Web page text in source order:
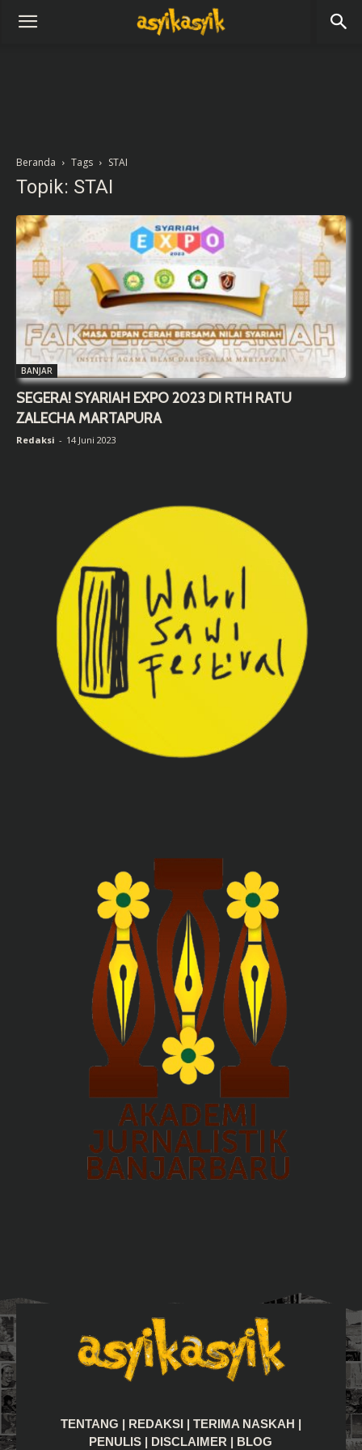
Beranda Tags STAI
Topik: STAI
BANJAR
SEGERA! SYARIAH EXPO 2023 DI RTH RATU
ZALECHA MARTAPURA
Redaksi - 14 Juni 2023
TENTANG REDAKSI TERIMA NASKAH
PENULIS
DISCLAIMER BLOG